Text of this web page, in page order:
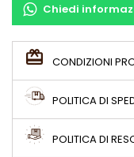
Chiedi
CONDIZIONI
POLITICA DI
POLITICA DI